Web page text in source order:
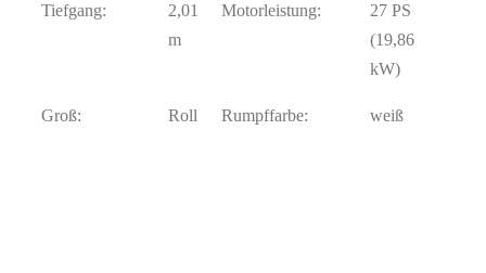
Tiefgang:
2,01
m
Motorleistung:
27 PS
(19,86
kW)
Groß: Roll Rumpffarbe: weiß